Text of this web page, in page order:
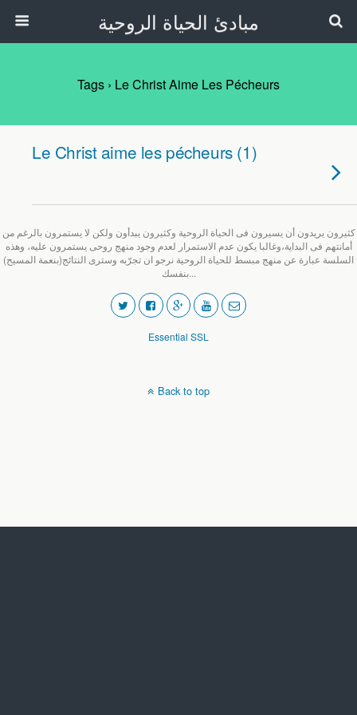
مبادئ الحياة الروحية
Tags › Le Christ Aime Les Pécheurs
Le Christ aime les pécheurs (1)
كثيرون يريدون أن يسيرون فى الحياة الروحية وكثيرون يبدأون ولكن لا يستمرون بالرغم من
أمانتهم فى البداية،وغالبا يكون عدم الاستمرار لعدم وجود منهج روحى يستمرون عليه، وهذه
السلسة عبارة عن منهج مبسط للحياة الروحية نرجو ان تجرّبه وسترى النتائج(بنعمة المسيح)
بنفسك...
Essential SSL
Back to top